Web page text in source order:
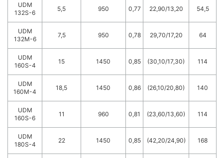
UDM
132S-6
5,5 950 0,77 22,90/13,20 54,5
UDM
132M-6
7,5 950 0,78 29,70/17,20 64
UDM
160S-4
15 1450 0,85 (30,10/17,30) 114
UDM
160M-4
18,5 1450 0,86 (26,10/20,80) 140
UDM
160S-6
11 960 0,81 (23,60/13,60) 114
UDM
180S-4
22 1450 0,85 (42,20/24,90) 168